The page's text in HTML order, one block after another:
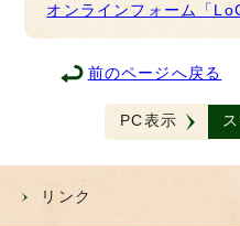
オンラインフォーム「
前のページへ戻る
PC表示
リンク